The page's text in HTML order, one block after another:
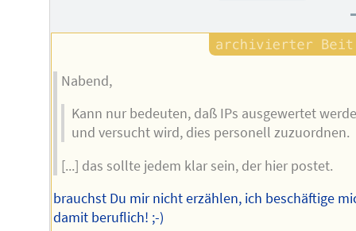
Autors
Nabend,
Kann nur bedeuten, daß IPs ausgewertet
und versucht wird, dies personell zuzuordnen.
[...] das sollte jedem klar sein, der hier postet.
brauchst Du mir nicht erzählen, ich beschäftige
damit beruflich! ;-)